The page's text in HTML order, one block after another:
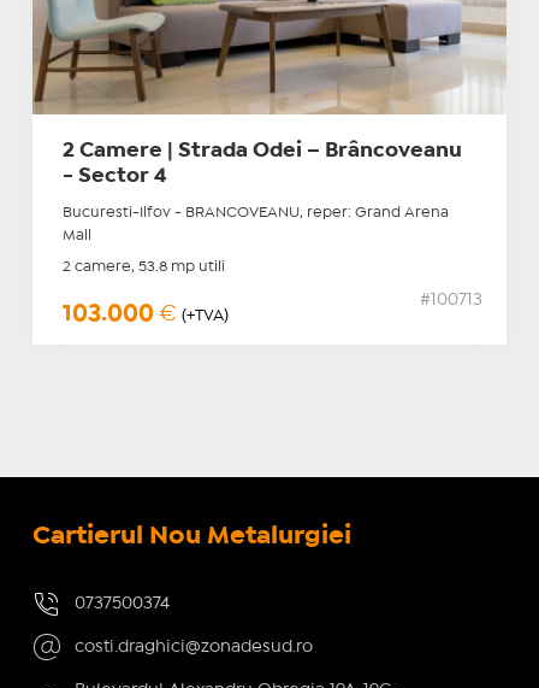
2 Camere | Strada Odei – Brâncoveanu
- Sector 4
Bucuresti-Ilfov - BRANCOVEANU, reper: Grand Arena
Mall
2 camere, 53.8 mp utili
103.000 € (+TVA)
#100713
Cartierul Nou Metalurgiei
0737500374
costi.draghici@zonadesud.ro